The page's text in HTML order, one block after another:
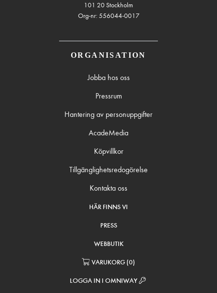
101 20 Stockholm
Org-nr: 556044-0017
ORGANISATION
Jobba hos oss
Pressrum
Hantering av personuppgifter
AcadeMedia
Köpvillkor
Tillgänglighetsredogörelse
Kontakta oss
HÄR FINNS VI
PRESS
WEBBUTIK
VARUKORG (0)
LOGGA IN I OMNIWAY